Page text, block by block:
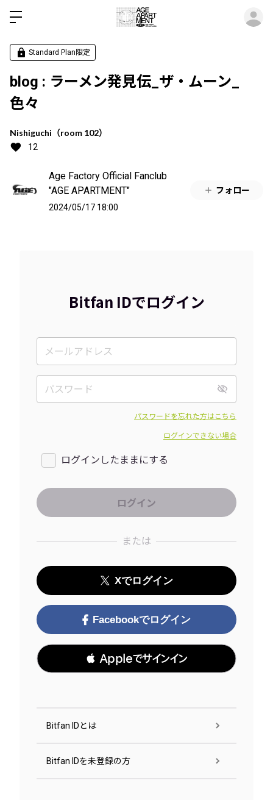
Standard Plan限定
blog : ラーメン発見伝_ザ・ムーン_
色々
Nishiguchi（room 102）
12
Age Factory Official Fanclub
"AGE APARTMENT"
2024/05/17 18:00
フォロー
Bitfan IDでログイン
パスワードを忘れた方はこちら
ログインできない場合
ログインしたままにする
または
Xでログイン
Facebookでログイン
 Appleでサインイン
Bitfan IDとは
Bitfan IDを未登録の方